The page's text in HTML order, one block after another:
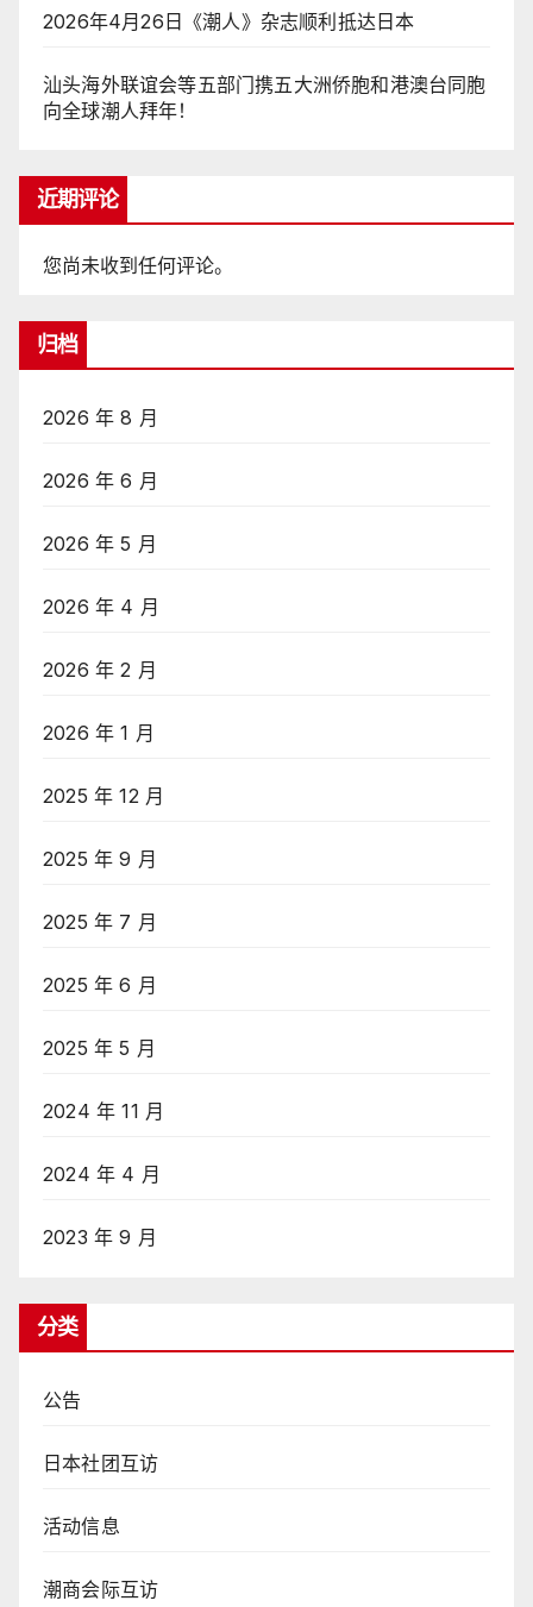
2026年4月26日《潮人》杂志顺利抵达日本
汕头海外联谊会等五部门携五大洲侨胞和港澳台同胞
向全球潮人拜年！
近期评论
您尚未收到任何评论。
归档
2026 年 8 月
2026 年 6 月
2026 年 5 月
2026 年 4 月
2026 年 2 月
2026 年 1 月
2025 年 12 月
2025 年 9 月
2025 年 7 月
2025 年 6 月
2025 年 5 月
2024 年 11 月
2024 年 4 月
2023 年 9 月
分类
公告
日本社团互访
活动信息
潮商会际互访